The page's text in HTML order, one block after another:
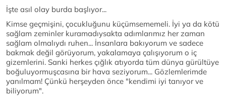
İşte asıl olay burda başlıyor...
Kimse geçmişini, çocukluğunu küçümsememeli. İyi ya da kötü
sağlam zeminler kuramadıysakta adımlarımız her zaman
sağlam olmalıydı ruhen... İnsanlara bakıyorum ve sadece
bakmak değil görüyorum, yakalamaya çalışıyorum o iç
gizemlerini. Sanki herkes çığlık atıyorda tüm dünya gürültüye
boğuluyormuşcasına bir hava seziyorum... Gözlemlerimde
yanılmam! Çünkü herşeyden önce "kendimi iyi tanıyor ve
biliyorum".